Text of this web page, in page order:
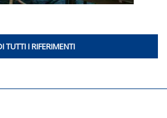
TUTTI I RIFERIMENTI